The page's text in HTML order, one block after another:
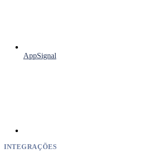
AppSignal
INTEGRAÇÕES